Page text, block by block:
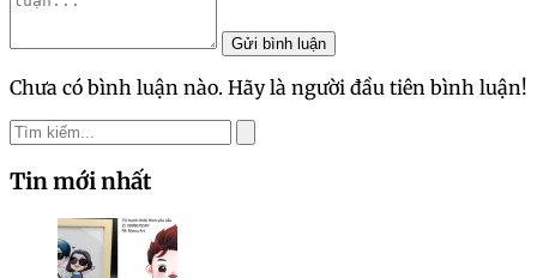
Gửi bình luận
Chưa có bình luận nào. Hãy là người đầu tiên bình luận!
Tin mới nhất